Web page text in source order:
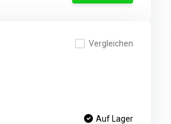
Vergleichen
Auf Lager